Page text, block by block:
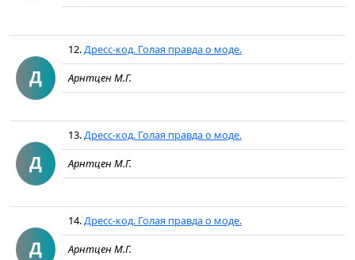
Д
12.Дресс-код. Голая правда о моде.
Арнтцен М.Г.
Д
13.Дресс-код. Голая правда о моде.
Арнтцен М.Г.
Д
14.Дресс-код. Голая правда о моде.
Арнтцен М.Г.